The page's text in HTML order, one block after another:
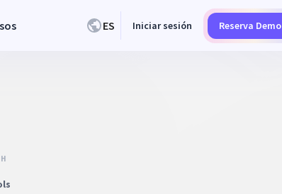
ES Iniciar sesión Reserva Demo